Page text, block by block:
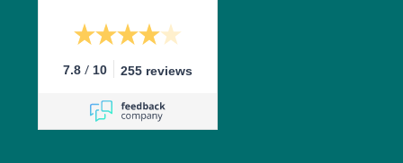
7.8 / 10 255 reviews